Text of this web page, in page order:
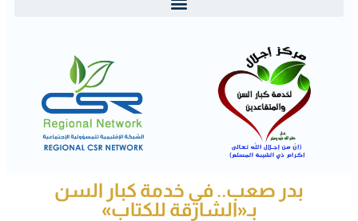
بدر صعب.. في خدمة كبار السن
بـ«الشارقة للكتاب»